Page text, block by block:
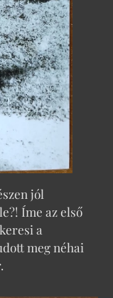
jól
Íme az első
a
meg néhai